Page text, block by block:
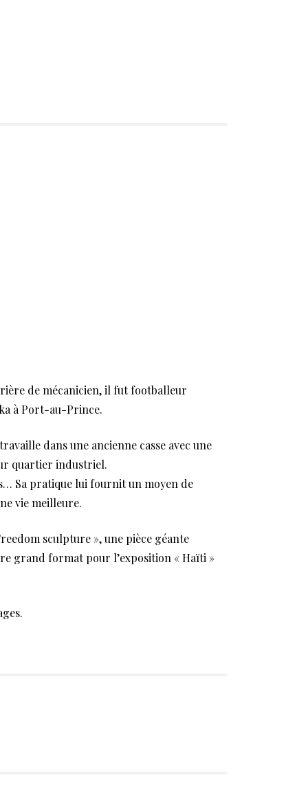
de mécanicien, il fut footballeur
à Port-au-Prince.
dans une ancienne casse avec une
quartier industriel.
Sa pratique lui fournit un moyen de
vie meilleure.
sculpture », une pièce géante
grand format pour l’exposition « Haïti »